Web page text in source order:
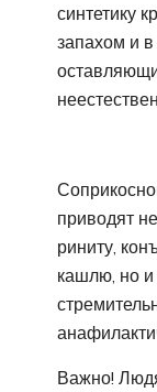
синтетику
запахом и
приводят
риниту,
кашлю, но и
Важно!